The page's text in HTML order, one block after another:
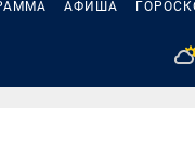
АФИША